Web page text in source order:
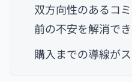
双方向性のあるコ
前の不安を解消で
購入までの導線が